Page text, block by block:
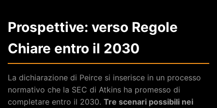
Prospettive: verso Regole
Chiare entro il 2030
La dichiarazione di Peirce si inserisce in un processo
normativo che la SEC di Atkins ha promesso di
completare entro il 2030. Tre scenari possibili nei